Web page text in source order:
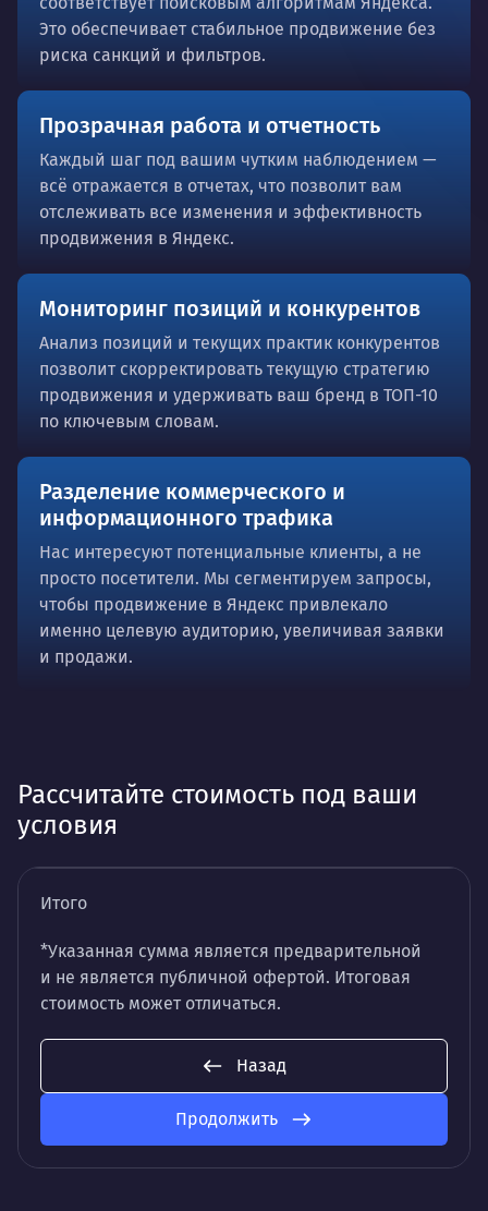
Это обеспечивает стабильное продвижение без
риска санкций и фильтров.
Прозрачная работа и отчетность
Каждый шаг под вашим чутким наблюдением —
всё отражается в отчетах, что позволит вам
отслеживать все изменения и эффективность
продвижения в Яндекс.
Мониторинг позиций и конкурентов
Анализ позиций и текущих практик конкурентов
позволит скорректировать текущую стратегию
продвижения и удерживать ваш бренд в ТОП-10
по ключевым словам.
Разделение коммерческого и
информационного трафика
Нас интересуют потенциальные клиенты, а не
просто посетители. Мы сегментируем запросы,
чтобы продвижение в Яндекс привлекало
именно целевую аудиторию, увеличивая заявки
и продажи.
Рассчитайте стоимость под ваши
условия
Итого
*Указанная сумма является предварительной
и не является публичной офертой. Итоговая
стоимость может отличаться.
Назад
Продолжить